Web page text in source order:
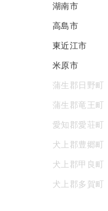
湖南市
高島市
東近江市
米原市
蒲生郡日野町
蒲生郡竜王町
愛知郡愛荘町
犬上郡豊郷町
犬上郡甲良町
犬上郡多賀町